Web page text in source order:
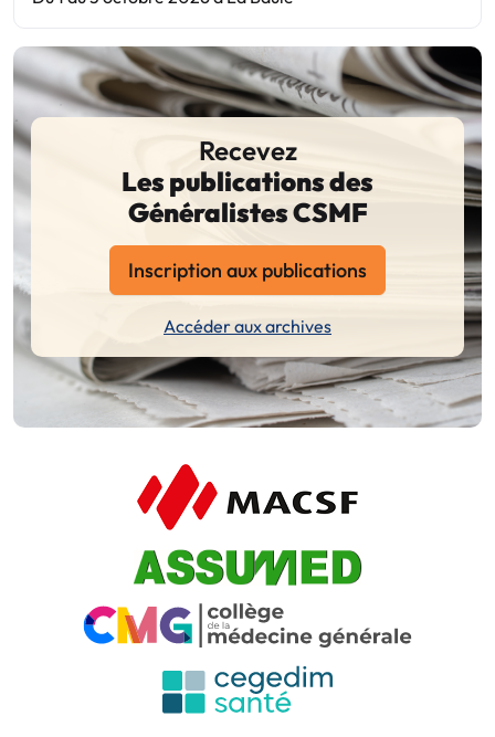
Recevez
Les publications des
Généralistes CSMF
Inscription aux publications
Accéder aux archives